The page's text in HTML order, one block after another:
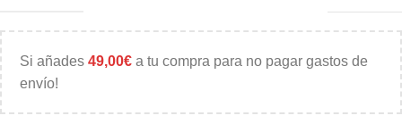
Si añades 49,00€ a tu compra para no pagar gastos de
envío!